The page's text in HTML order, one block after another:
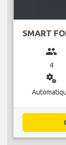
SMART
group
4
miscellaneous_services